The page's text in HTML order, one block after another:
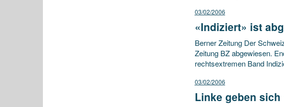
03/02/2006
«Indiziert» ist
Berner Zeitung Der
Zeitung BZ abgewiesen.
rechtsextremen Band
03/02/2006
Linke geben